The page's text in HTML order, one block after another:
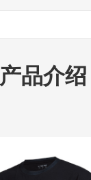
产品介绍